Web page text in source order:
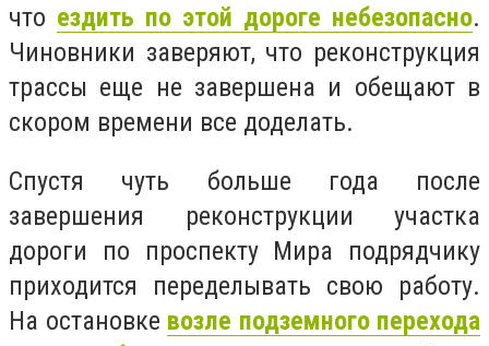
что ездить по этой дороге небезопасно.
Чиновники заверяют, что реконструкция
трассы еще не завершена и обещают в
скором времени все доделать.
Спустя чуть больше года после
завершения реконструкции участка
дороги по проспекту Мира подрядчику
приходится переделывать свою работу.
На остановке возле подземного перехода